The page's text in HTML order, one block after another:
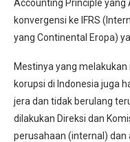
Accounting Principle
konvergensi ke IFRS
yang Continental Eropa)
Mestinya yang
korupsi di Indonesia juga
jera dan tidak berulang
dilakukan Direksi dan
perusahaan (internal) dan